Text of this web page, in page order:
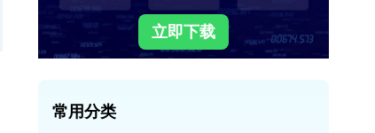
立即下载
常用分类